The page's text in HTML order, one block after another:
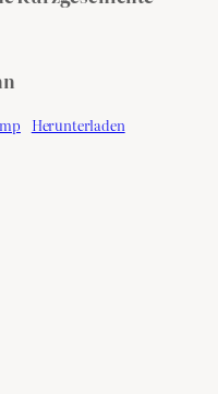
Herunterladen